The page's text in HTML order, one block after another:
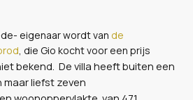
eigenaar wordt van de
, die Gio kocht voor een prijs
bekend. De villa heeft buiten een
maar liefst zeven